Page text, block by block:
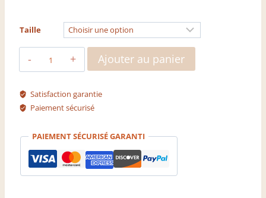
Taille
Naïa
Ajouter au panier
Satisfaction garantie
Paiement sécurisé
PAIEMENT SÉCURISÉ GARANTI